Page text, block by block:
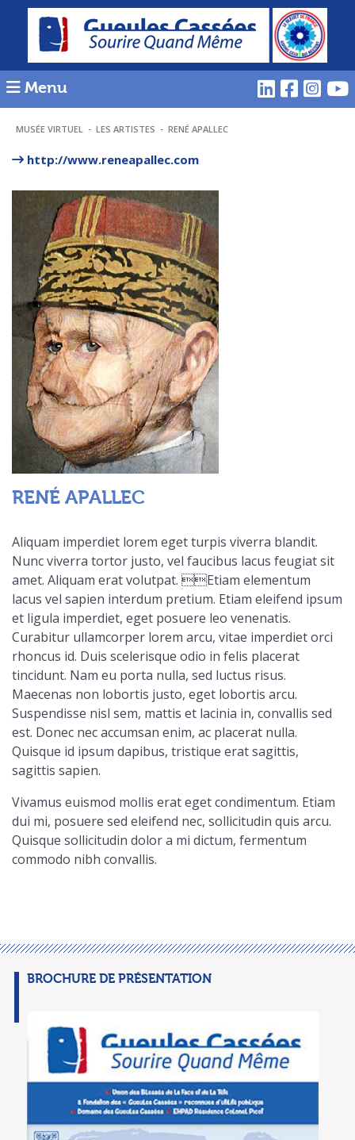
Menu
MUSÉE VIRTUEL - LES ARTISTES - RENÉ APALLEC
http://www.reneapallec.com
RENÉ APALLEC
Aliquam imperdiet lorem eget turpis viverra blandit.
Nunc viverra tortor justo, vel faucibus lacus feugiat sit
amet. Aliquam erat volutpat. Etiam elementum
lacus vel sapien interdum pretium. Etiam eleifend ipsum
et ligula imperdiet, eget posuere leo venenatis.
Curabitur ullamcorper lorem arcu, vitae imperdiet orci
rhoncus id. Duis scelerisque odio in felis placerat
tincidunt. Nam eu porta nulla, sed luctus risus.
Maecenas non lobortis justo, eget lobortis arcu.
Suspendisse nisl sem, mattis et lacinia in, convallis sed
est. Donec nec accumsan enim, ac placerat nulla.
Quisque id ipsum dapibus, tristique erat sagittis,
sagittis sapien.
Vivamus euismod mollis erat eget condimentum. Etiam
dui mi, posuere sed eleifend nec, sollicitudin quis arcu.
Quisque sollicitudin dolor a mi dictum, fermentum
commodo nibh convallis.
BROCHURE DE PRÉSENTATION